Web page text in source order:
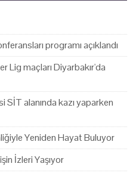
programı açıklandı
Lig maçları Diyarbakır'da
alanında kazı yaparken
Yeniden Hayat Buluyor
İzleri Yaşıyor